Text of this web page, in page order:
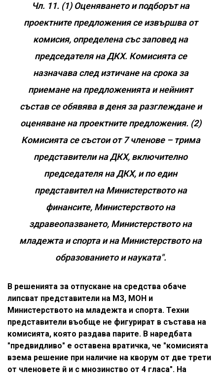
Чл. 11. (1) Оценяването и подборът на
проектните предложения се извършва от
комисия, определена със заповед на
председателя на ДКХ. Комисията се
назначава след изтичане на срока за
приемане на предложенията и нейният
състав се обявява в деня за разглеждане и
оценяване на проектните предложения. (2)
Комисията се състои от 7 членове – трима
представители на ДКХ, включително
председателя на ДКХ, и по един
представител на Министерството на
финансите, Министерството на
здравеопазването, Министерството на
младежта и спорта и на Министерството на
образованието и науката".
В решенията за отпускане на средства обаче
липсват представители на МЗ, МОН и
Министерството на младежта и спорта. Техни
представители въобще не фигурират в състава на
комисията, която раздава парите. В наредбата
"предвидливо" е оставена вратичка, че "комисията
взема решение при наличие на кворум от две трети
от членовете й и с мнозинство от 4 гласа". На